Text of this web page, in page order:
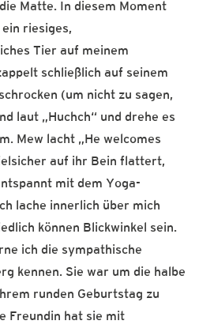
Matte. In diesem Moment
riesiges,
Tier auf meinem
schließlich auf seinem
(um nicht zu sagen,
laut „Huchch“ und drehe es
Mew lacht „He welcomes
auf ihr Bein flattert,
mit dem Yoga-
lache innerlich über mich
können Blickwinkel sein.
ich die sympathische
kennen. Sie war um die halbe
runden Geburtstag zu
Freundin hat sie mit